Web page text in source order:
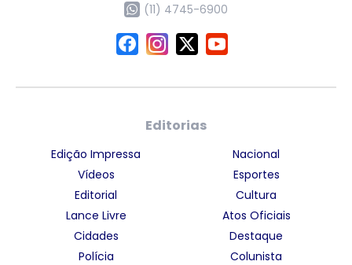
(11) 4745-6900
Editorias
Edição Impressa
Vídeos
Editorial
Lance Livre
Cidades
Polícia
Nacional
Esportes
Cultura
Atos Oficiais
Destaque
Colunista